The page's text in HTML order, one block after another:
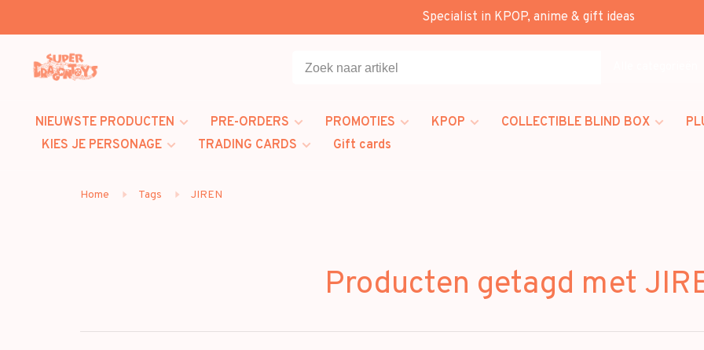
Specialist in KPOP, anime & gift ideas
NIEUWSTE PRODUCTEN PRE-ORDERS PROMOTIES KPOP COLLECTIBLE BLIND BOX
KIES JE PERSONAGE
TRADING CARDS Gift cards
Home Tags JIREN
Producten getagd met